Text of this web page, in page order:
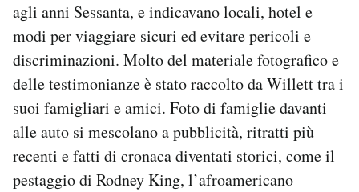
agli anni Sessanta, e indicavano locali, hotel e
modi per viaggiare sicuri ed evitare pericoli e
discriminazioni. Molto del materiale fotografico e
delle testimonianze è stato raccolto da Willett tra i
suoi famigliari e amici. Foto di famiglie davanti
alle auto si mescolano a pubblicità, ritratti più
recenti e fatti di cronaca diventati storici, come il
pestaggio di Rodney King, l’afroamericano